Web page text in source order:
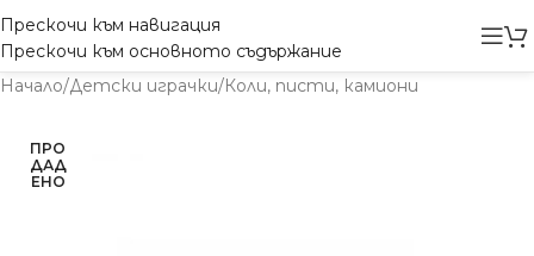
Прескочи към навигация
Прескочи към основното съдържание
Начало/Детски играчки/Коли, писти, камиони
ПРО
ДАД
ЕНО